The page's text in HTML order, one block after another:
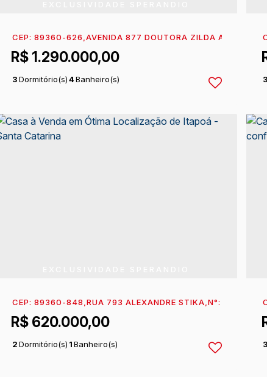
,ITAPOÁ,SANTA CATARINA,BRASIL
R$1.290.000,00
CEP: 89360-626 AVENIDA 877 DOUTORA ZILDA ARNS
3Dormitório(s)4Banheiro(s)
3
CAMBIJU ,ITAPOÁ,SANTA CATARINA,BRASIL
R$620.000,00
CEP: 89360-848 RUA 793 ALEXANDRE STIKA N°:
2Dormitório(s) 1Banheiro(s) 3